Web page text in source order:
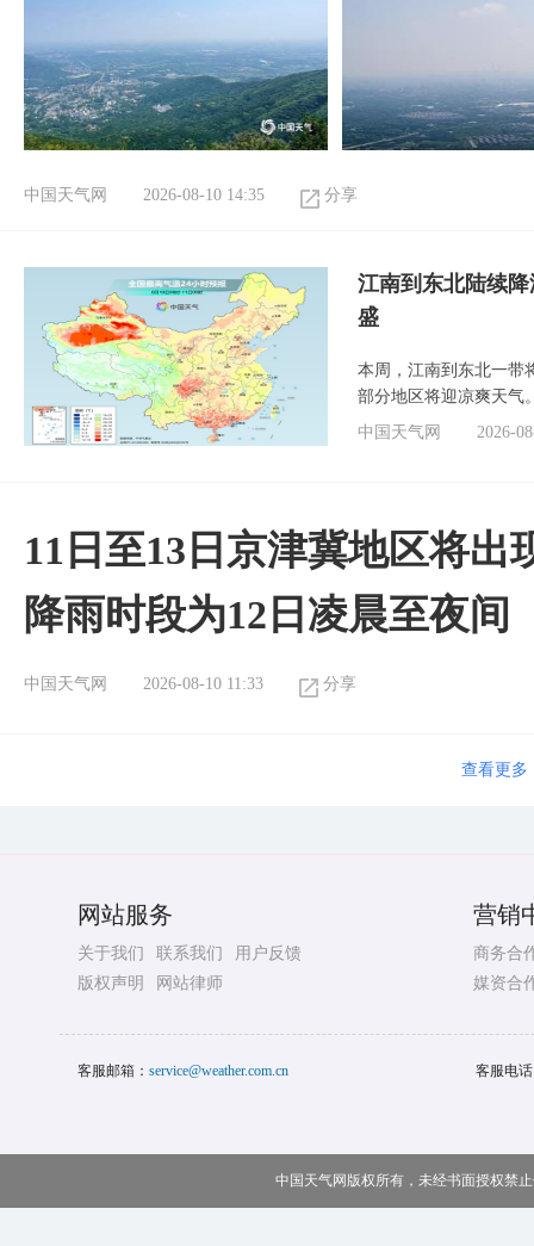
中国天气网 2026-08-10 14:35 分享
江南到东北陆续
盛
本周，江南到东北一带
部分地区将迎凉爽天气
中国天气网
2026-
11日至13日京津冀地区将出
降雨时段为12日凌晨至夜间
中国天气网 2026-08-10 11:33 分享
查看更多
网站服务
关于我们 联系我们
用户反馈
版权声明
网站律师
营销
商务合
媒资合
客服邮箱： service@weather.com.cn 客服电
中国天气网版权所有，未经书面授权